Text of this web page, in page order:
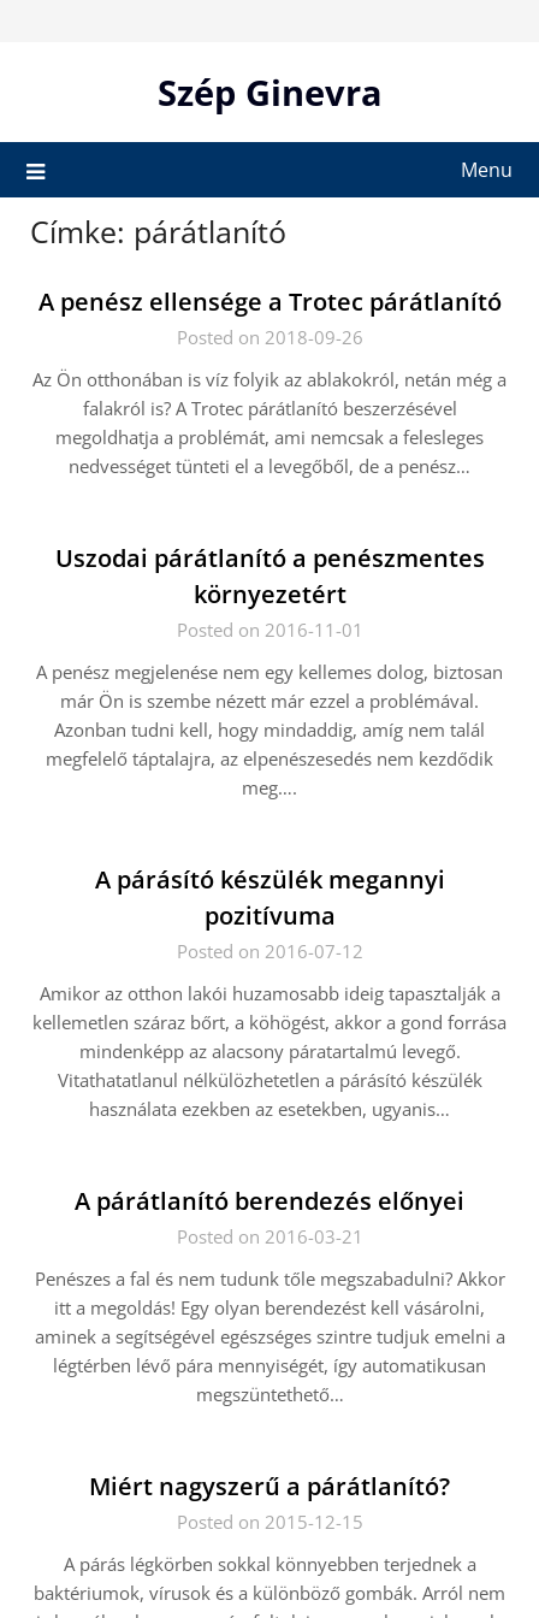
Szép Ginevra
Menu
Címke: párátlanító
A penész ellensége a Trotec párátlanító
Posted on 2018-09-26
Az Ön otthonában is víz folyik az ablakokról, netán még a
falakról is? A Trotec párátlanító beszerzésével
megoldhatja a problémát, ami nemcsak a felesleges
nedvességet tünteti el a levegőből, de a penész…
Uszodai párátlanító a penészmentes
környezetért
Posted on 2016-11-01
A penész megjelenése nem egy kellemes dolog, biztosan
már Ön is szembe nézett már ezzel a problémával.
Azonban tudni kell, hogy mindaddig, amíg nem talál
megfelelő táptalajra, az elpenészesedés nem kezdődik
meg….
A párásító készülék megannyi
pozitívuma
Posted on 2016-07-12
Amikor az otthon lakói huzamosabb ideig tapasztalják a
kellemetlen száraz bőrt, a köhögést, akkor a gond forrása
mindenképp az alacsony páratartalmú levegő.
Vitathatatlanul nélkülözhetetlen a párásító készülék
használata ezekben az esetekben, ugyanis…
A párátlanító berendezés előnyei
Posted on 2016-03-21
Penészes a fal és nem tudunk tőle megszabadulni? Akkor
itt a megoldás! Egy olyan berendezést kell vásárolni,
aminek a segítségével egészséges szintre tudjuk emelni a
légtérben lévő pára mennyiségét, így automatikusan
megszüntethető…
Miért nagyszerű a párátlanító?
Posted on 2015-12-15
A párás légkörben sokkal könnyebben terjednek a
baktériumok, vírusok és a különböző gombák. Arról nem